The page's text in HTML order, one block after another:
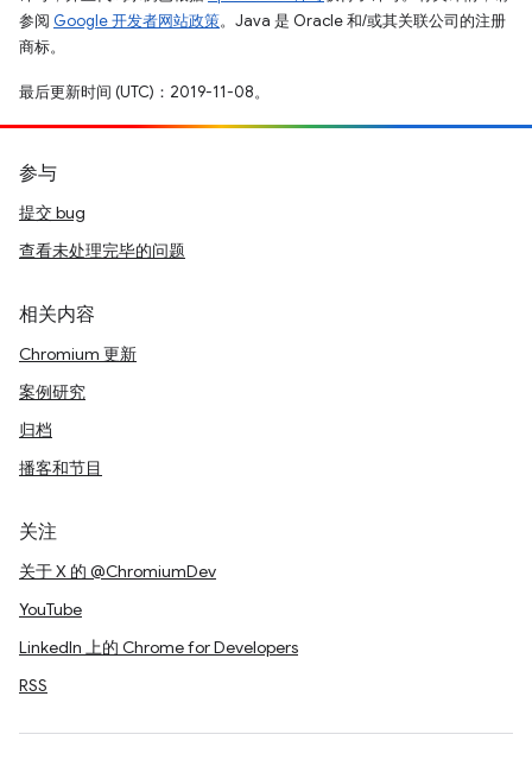
参阅 Google 开发者网站政策。Java 是 Oracle 和/或其关联公司的注册
商标。
最后更新时间 (UTC)：2019-11-08。
参与
提交 bug
查看未处理完毕的问题
相关内容
Chromium 更新
案例研究
归档
播客和节目
关注
关于 X 的 @ChromiumDev
YouTube
LinkedIn 上的 Chrome for Developers
RSS